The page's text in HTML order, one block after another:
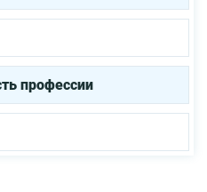
профессии